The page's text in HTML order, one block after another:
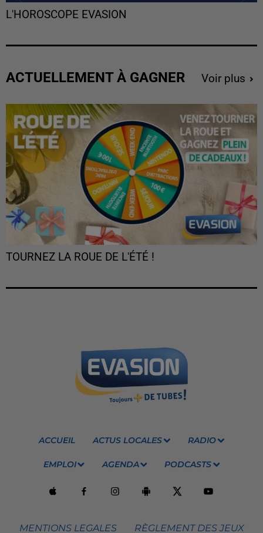
L'HOROSCOPE EVASION
ACTUELLEMENT À GAGNER Voir plus
TOURNEZ LA ROUE DE L'ÉTÉ !
ACCUEIL ACTUS LOCALES RADIO
EMPLOI AGENDA PODCASTS
MENTIONS LEGALES RÈGLEMENT DES JEUX